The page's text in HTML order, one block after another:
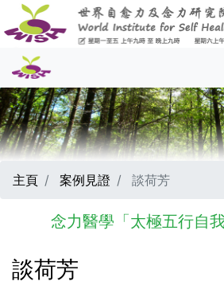
主頁 案例見證 談荷芳
念力醫學「太極五行自我
談荷芳